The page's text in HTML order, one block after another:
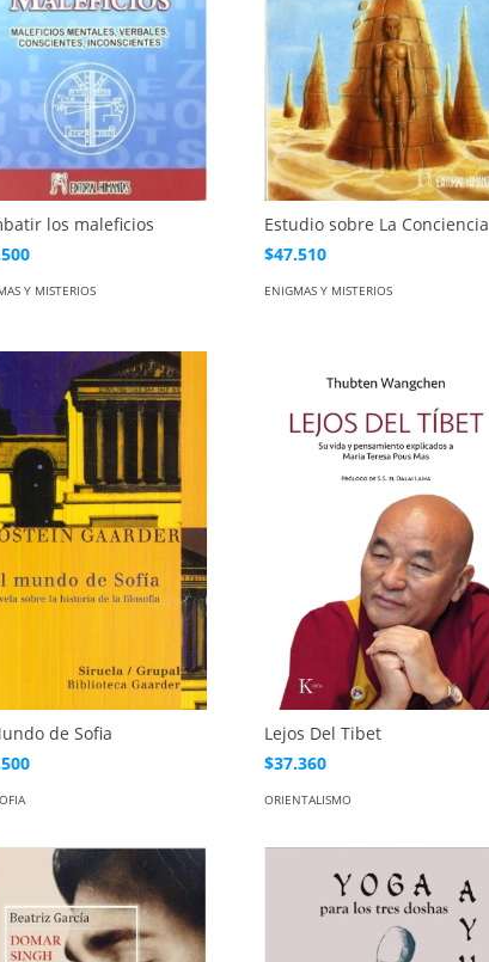
los maleficios
Y MISTERIOS
Estudio sobre La Conciencia
$47.510
ENIGMAS Y MISTERIOS
de Sofia
Lejos Del Tibet
$37.360
ORIENTALISMO